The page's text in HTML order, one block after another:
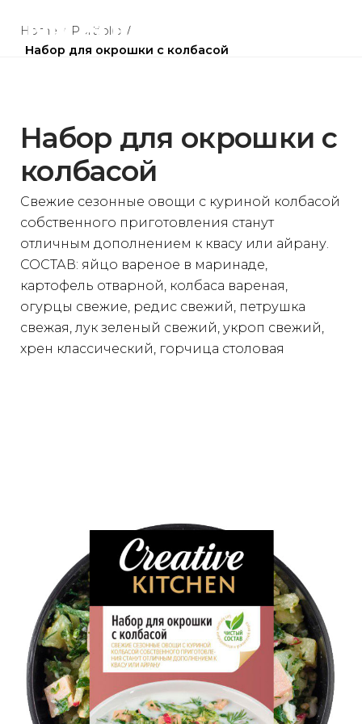
content
Home / Portfolio /
Набор для окрошки с колбасой
Набор для окрошки с
колбасой
Свежие сезонные овощи с куриной колбасой
собственного приготовления станут
отличным дополнением к квасу или айрану.
СОСТАВ: яйцо вареное в маринаде,
картофель отварной, колбаса вареная,
огурцы свежие, редис свежий, петрушка
свежая, лук зеленый свежий, укроп свежий,
хрен классический, горчица столовая